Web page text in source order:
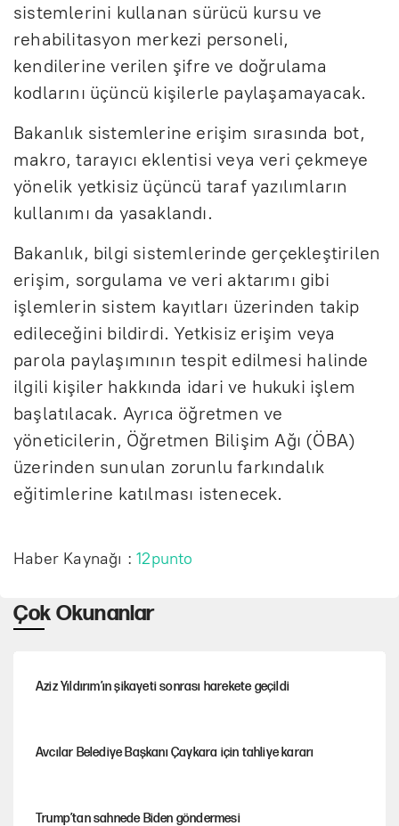
sistemlerini kullanan sürücü kursu ve
rehabilitasyon merkezi personeli,
kendilerine verilen şifre ve doğrulama
kodlarını üçüncü kişilerle paylaşamayacak.
Bakanlık sistemlerine erişim sırasında bot,
makro, tarayıcı eklentisi veya veri çekmeye
yönelik yetkisiz üçüncü taraf yazılımların
kullanımı da yasaklandı.
Bakanlık, bilgi sistemlerinde gerçekleştirilen
erişim, sorgulama ve veri aktarımı gibi
işlemlerin sistem kayıtları üzerinden takip
edileceğini bildirdi. Yetkisiz erişim veya
parola paylaşımının tespit edilmesi halinde
ilgili kişiler hakkında idari ve hukuki işlem
başlatılacak. Ayrıca öğretmen ve
yöneticilerin, Öğretmen Bilişim Ağı (ÖBA)
üzerinden sunulan zorunlu farkındalık
eğitimlerine katılması istenecek.
Haber Kaynağı :12punto
Çok Okunanlar
Aziz Yıldırım’ın şikayeti sonrası harekete geçildi
Avcılar Belediye Başkanı Çaykara için tahliye kararı
Trump’tan sahnede Biden göndermesi